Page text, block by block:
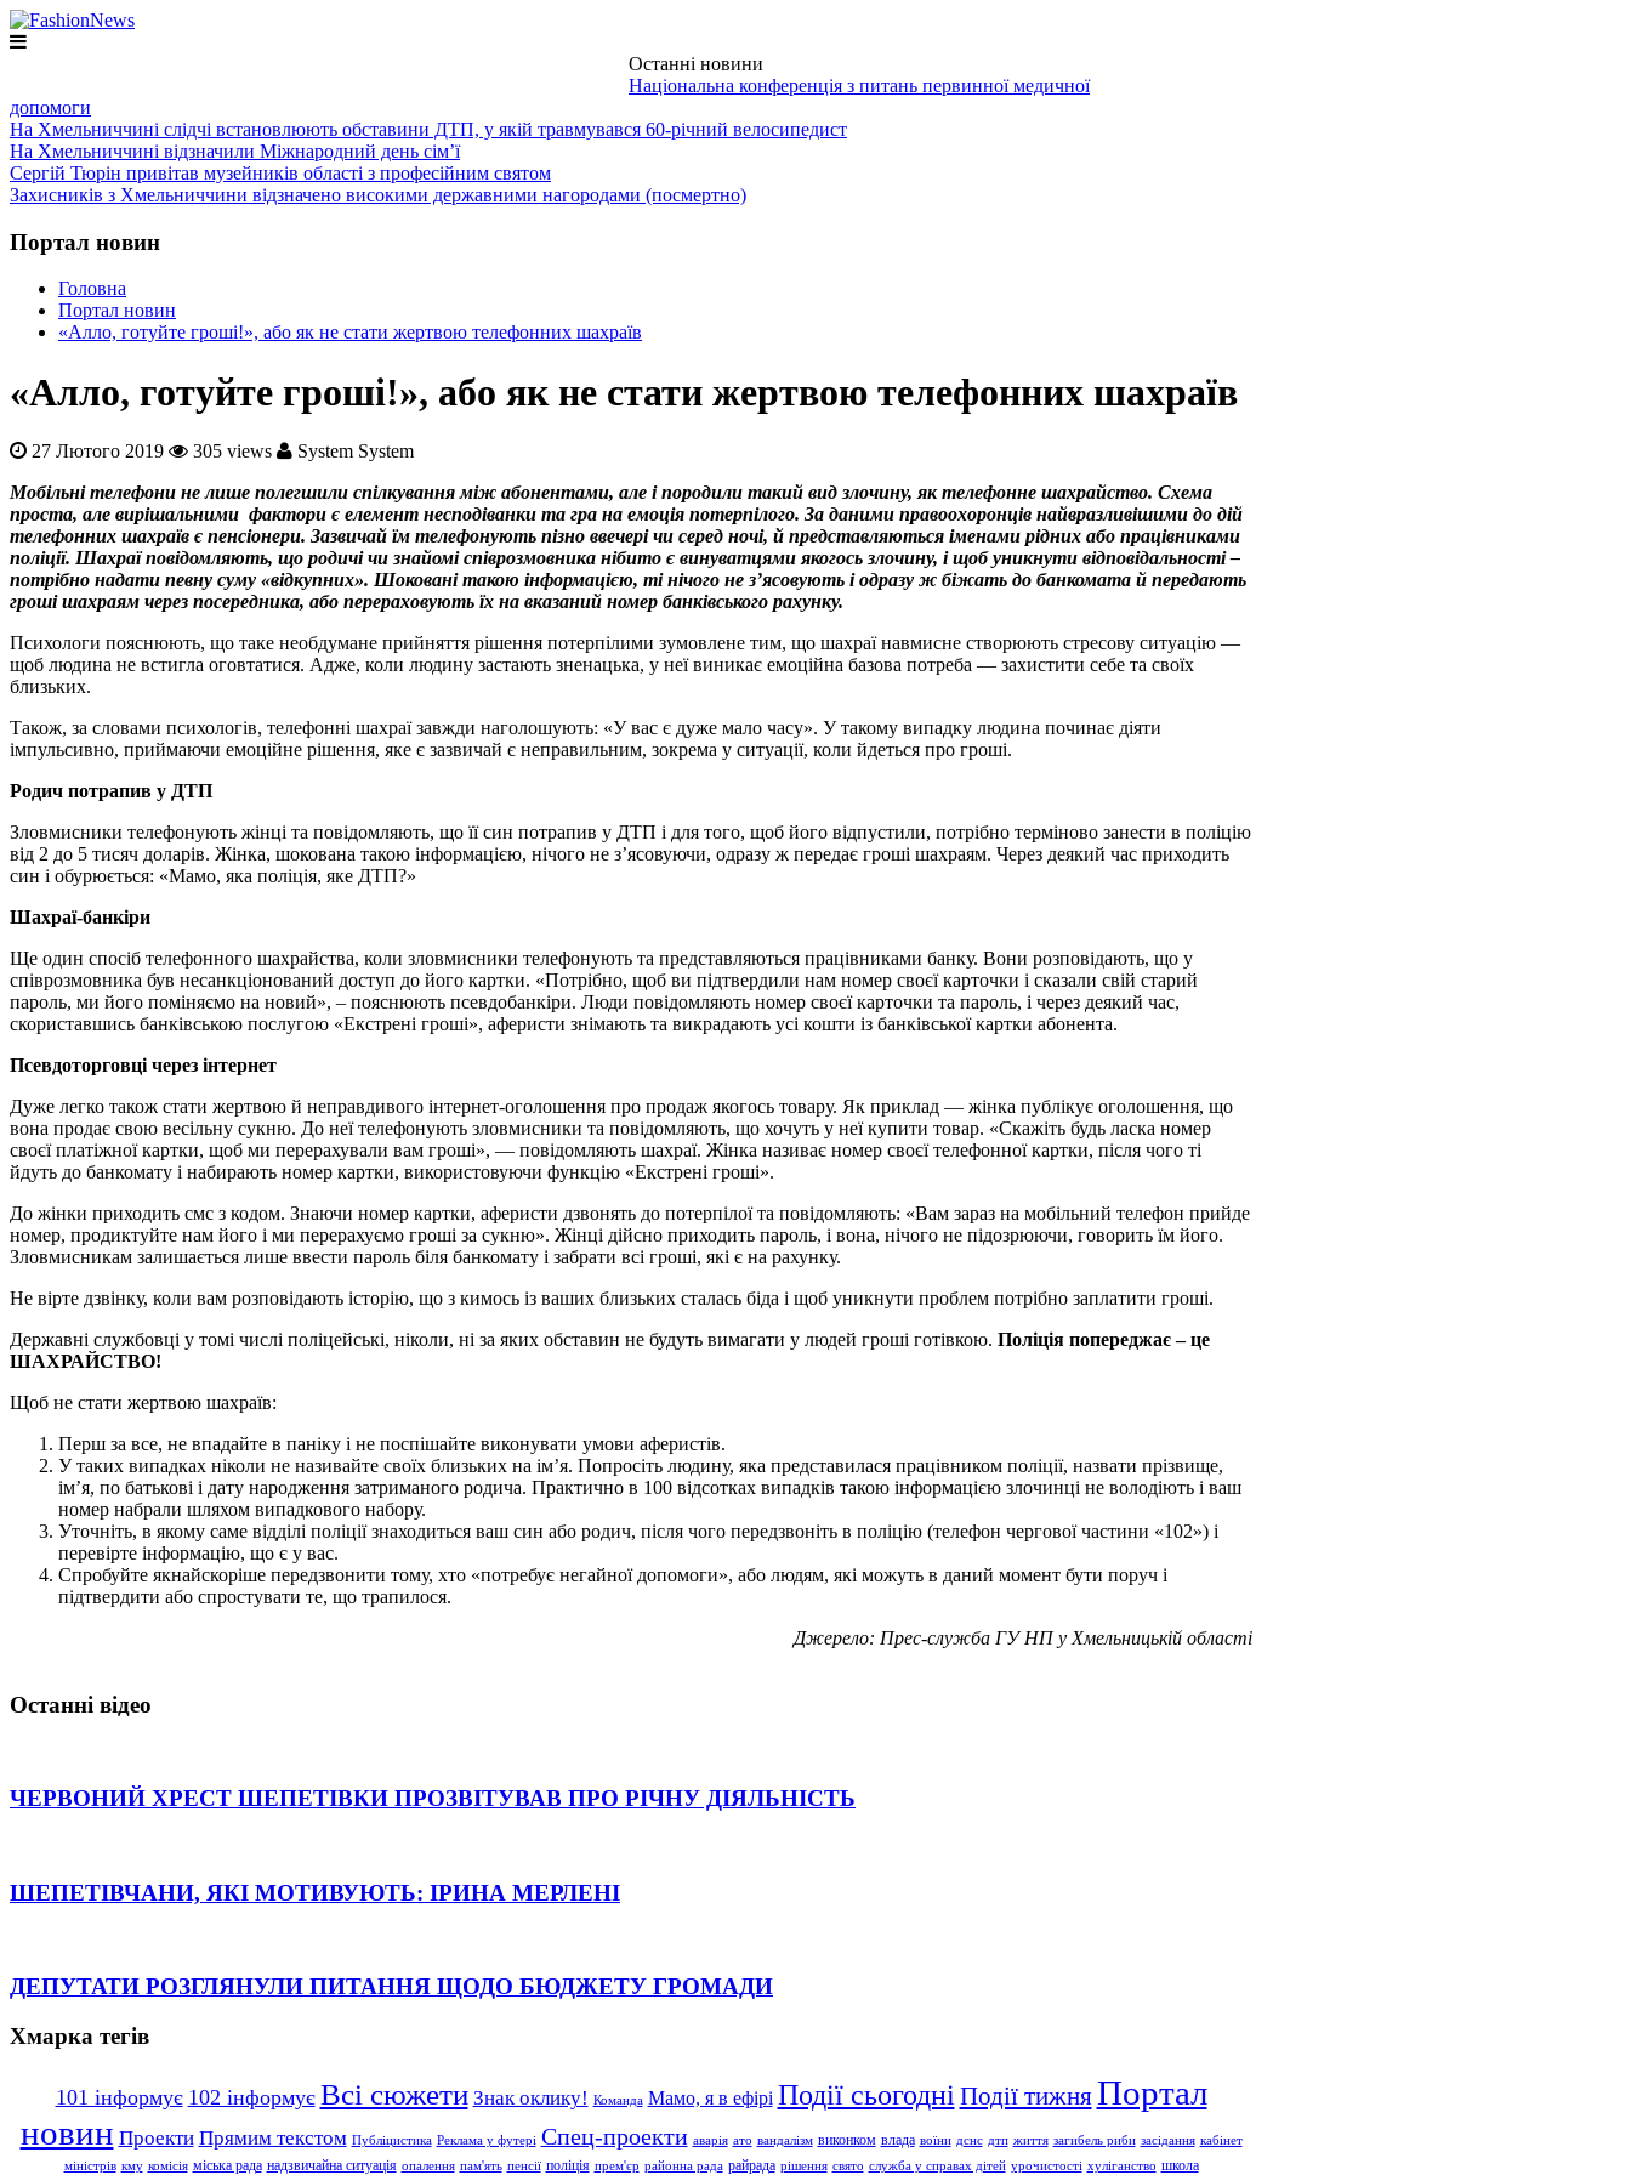
Останні новини
Національна конференція з питань первинної медичної
допомоги
На Хмельниччині слідчі встановлюють обставини ДТП, у якій травмувався 60-річний велосипедист
На Хмельниччині відзначили Міжнародний день сім’ї
Сергій Тюрін привітав музейників області з професійним святом
Захисників з Хмельниччини відзначено високими державними нагородами (посмертно)
Портал новин
Головна
Портал новин
«Алло, готуйте гроші!», або як не стати жертвою телефонних шахраїв
«Алло, готуйте гроші!», або як не стати жертвою телефонних шахраїв
27 Лютого 2019 305 views
System System
Мобільні телефони не лише полегшили спілкування між абонентами, але і породили такий вид злочину, як телефонне шахрайство. Схема
проста, але вирішальними фактори є елемент несподіванки та гра на емоція потерпілого. За даними правоохоронців найвразливішими до дій
телефонних шахраїв є пенсіонери. Зазвичай їм телефонують пізно ввечері чи серед ночі, й представляються іменами рідних або працівниками
поліції. Шахраї повідомляють, що родичі чи знайомі співрозмовника нібито є винуватцями якогось злочину, і щоб уникнути відповідальності –
потрібно надати певну суму «відкупних». Шоковані такою інформацією, ті нічого не з’ясовують і одразу ж біжать до банкомата й передають
гроші шахраям через посередника, або перераховують їх на вказаний номер банківського рахунку.
Психологи пояснюють, що таке необдума­не прийняття рішення потерпілими зумовлене тим, що шахраї навмисне створюють стресову ситуацію —
щоб людина не встигла оговтатися. Адже, коли людину застають зненацька, у неї виникає емоційна базова потреба — захистити себе та своїх
близьких.
Також, за словами психологів, телефонні шахраї завжди наголошують: «У вас є дуже мало часу». У такому випадку людина починає діяти
імпульсивно, приймаючи емоційне рі­шення, яке є зазвичай є неправильним, зокре­ма у ситуації, коли йдеться про гроші.
Родич потрапив у ДТП
Зловмисники телефонують жінці та повідом­ляють, що її син потрапив у ДТП і для того, щоб його відпустили, потрібно терміново занести в поліцію
від 2 до 5 тисяч доларів. Жінка, шоко­вана такою інформацією, нічого не з’ясовуючи, одразу ж передає гроші шахраям. Через дея­кий час приходить
син і обурюється: «Мамо, яка поліція, яке ДТП?»
Шахраї-банкіри
Ще один спосіб телефонного шахрайства, коли зловмисники телефонують та представляють­ся працівниками банку. Вони розповідають, що у
співрозмовника був несанкціонований доступ до його картки. «Потрібно, щоб ви під­твердили нам номер своєї карточки і сказали свій старий
пароль, ми його поміняємо на но­вий», – пояснюють псевдобанкіри. Люди повідомляють номер своєї карточки та пароль, і через деякий час,
скориставшись банківською послугою «Екстрені гроші», афе­ристи знімають та викрадають усі кошти із банківської картки абонента.
Псевдоторговці через інтернет
Дуже легко також стати жертвою й неправди­вого інтернет-оголошення про продаж якогось товару. Як приклад — жінка публікує оголо­шення, що
вона продає свою весільну сукню. До неї телефонують зловмисники та повідом­ляють, що хочуть у неї купити товар. «Скажіть будь ласка номер
своєї платіжної картки, щоб ми перерахували вам гроші», — повідомля­ють шахраї. Жінка називає номер своєї теле­фонної картки, після чого ті
йдуть до банкома­ту і набирають номер картки, використовуючи функцію «Екстрені гроші».
До жінки приходить смс з кодом. Знаючи номер картки, аферисти дзвонять до потерпі­лої та повідомляють: «Вам зараз на мобільний телефон прийде
номер, продиктуйте нам його і ми перерахуємо гроші за сукню». Жінці дійс­но приходить пароль, і вона, нічого не підоз­рюючи, говорить їм його.
Зловмисникам за­лишається лише ввести пароль біля банкомату і забрати всі гроші, які є на рахунку.
Не вірте дзвінку, коли вам розповідають історію, що з кимось із ваших близьких сталась біда і щоб уникнути проблем потрібно заплатити гроші.
Державні службовці у томі числі поліцейські, ніколи, ні за яких обставин не будуть вимагати у людей гроші готівкою. Поліція попереджає – це
ШАХРАЙСТВО!
Щоб не стати жертвою шахраїв:
Перш за все, не впадайте в паніку і не поспішайте виконувати умови аферистів.
У таких випадках ніколи не нази­вайте своїх близьких на ім’я. Попросіть людину, яка представилася працівником поліції, назвати прізвище,
ім’я, по батькові і дату народження затримано­го родича. Практично в 100 відсотках випадків такою інформацією злочинці не володіють і ваш
номер набрали шля­хом випадкового набору.
Уточніть, в якому саме відділі поліції знаходиться ваш син або родич, після чого передзвоніть в поліцію (телефон чергової частини «102») і
перевірте інформацію, що є у вас.
Спробуйте якнайскоріше передзвони­ти тому, хто «потребує негайної допо­моги», або людям, які можуть в даний момент бути поруч і
підтвердити або спростувати те, що трапилося.
Джерело: Прес-служба ГУ НП у Хмельницькій області
Останні відео
ЧЕРВОНИЙ ХРЕСТ ШЕПЕТІВКИ ПРОЗВІТУВАВ ПРО РІЧНУ ДІЯЛЬНІСТЬ
ШЕПЕТІВЧАНИ, ЯКІ МОТИВУЮТЬ: ІРИНА МЕРЛЕНІ
ДЕПУТАТИ РОЗГЛЯНУЛИ ПИТАННЯ ЩОДО БЮДЖЕТУ ГРОМАДИ
Хмарка тегів
101 інформує 102 інформує Всі сюжети Знак оклику! Команда Мамо, я в ефірі Події сьогодні Події тижня Портал
новин Проекти Прямим текстом Публіцистика Реклама у футері Спец-проекти аварія ато вандалізм виконком влада воїни дснс дтп життя загибель риби засідання кабінет
міністрів кму комісія міська рада надзвичайна ситуація опалення пам'ять пенсії поліція прем'єр районна рада райрада рішення свято служба у справах дітей урочистості хуліганство школа